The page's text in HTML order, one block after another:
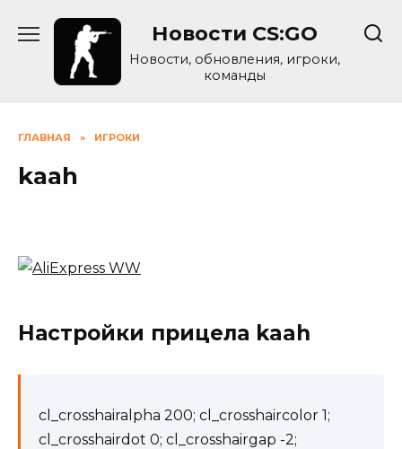
Новости CS:GO
Новости, обновления, игроки,
команды
ГЛАВНАЯ » ИГРОКИ
kaah
Настройки прицела kaah
cl_crosshairalpha 200; cl_crosshaircolor 1;
cl_crosshairdot 0; cl_crosshairgap -2;